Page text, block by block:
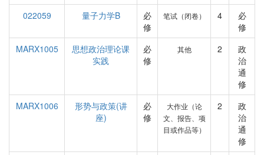
022059
量子力学B
必
修
笔试（闭卷） 4
必
修
MARX1005
思想政治理论课
实践
必
修
其他 2
政
治
通
修
MARX1006
形势与政策(讲
座)
必
修
大作业（论
文、报告、项
目或作品等）
2
政
治
通
修